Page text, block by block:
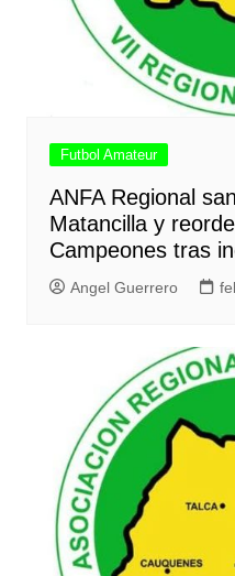
Futbol Amateur
ANFA Regional
Matancilla y
Campeones tras
Angel Guerrero